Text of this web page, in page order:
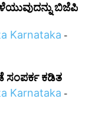
ಬಿಜೆಪಿ
Karnataka -
ಸಂಪರ್ಕ ಕಡಿತ
Karnataka -